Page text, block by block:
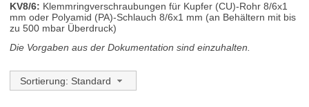
KV8/6: Klemmringverschraubungen für Kupfer (CU)-Rohr 8/6x1
mm oder Polyamid (PA)-Schlauch 8/6x1 mm (an Behältern mit bis
zu 500 mbar Überdruck)
Die Vorgaben aus der Dokumentation sind einzuhalten.
Sortierung: Standard